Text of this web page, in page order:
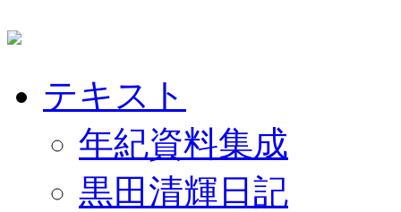
テキスト
年紀資料集成
黒田清輝日記